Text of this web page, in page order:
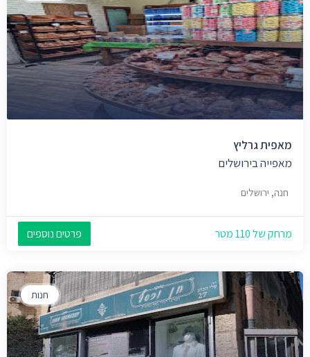
מאפית גרליץ
מאפייה בירושלים
חנה, ירושלים
מרחק של 110 מטר פרטים נוספים
חנות